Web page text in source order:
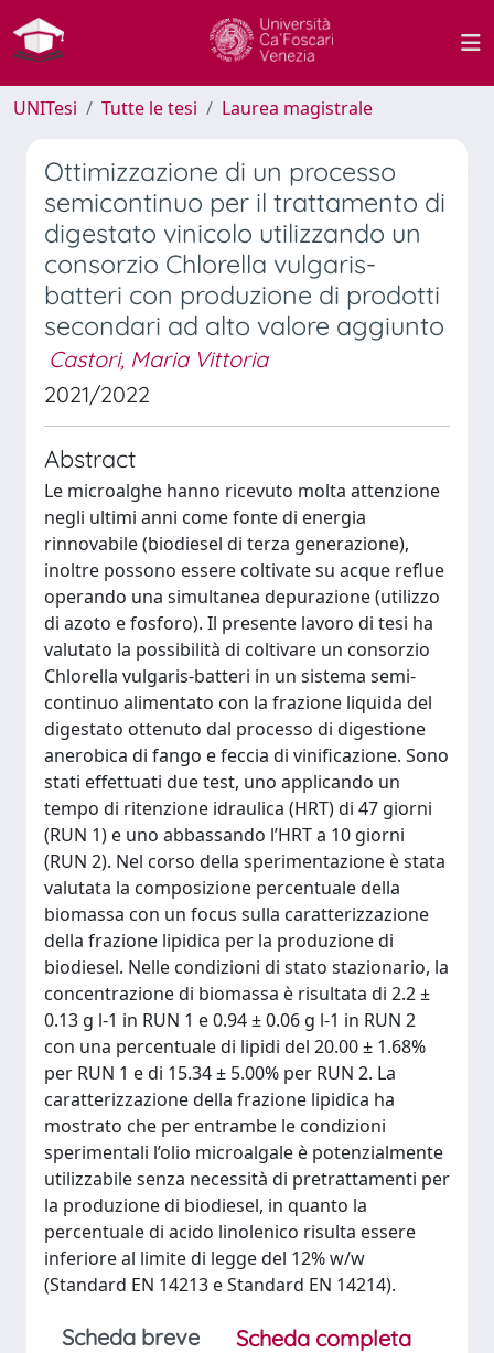
UNITesi Tutte le tesi Laurea magistrale
Ottimizzazione di un processo
semicontinuo per il trattamento di
digestato vinicolo utilizzando un
consorzio Chlorella vulgaris-
batteri con produzione di prodotti
secondari ad alto valore aggiunto
Castori, Maria Vittoria
2021/2022
Abstract
Le microalghe hanno ricevuto molta attenzione
negli ultimi anni come fonte di energia
rinnovabile (biodiesel di terza generazione),
inoltre possono essere coltivate su acque reflue
operando una simultanea depurazione (utilizzo
di azoto e fosforo). Il presente lavoro di tesi ha
valutato la possibilità di coltivare un consorzio
Chlorella vulgaris-batteri in un sistema semi-
continuo alimentato con la frazione liquida del
digestato ottenuto dal processo di digestione
anerobica di fango e feccia di vinificazione. Sono
stati effettuati due test, uno applicando un
tempo di ritenzione idraulica (HRT) di 47 giorni
(RUN 1) e uno abbassando l’HRT a 10 giorni
(RUN 2). Nel corso della sperimentazione è stata
valutata la composizione percentuale della
biomassa con un focus sulla caratterizzazione
della frazione lipidica per la produzione di
biodiesel. Nelle condizioni di stato stazionario, la
concentrazione di biomassa è risultata di 2.2 ±
0.13 g l-1 in RUN 1 e 0.94 ± 0.06 g l-1 in RUN 2
con una percentuale di lipidi del 20.00 ± 1.68%
per RUN 1 e di 15.34 ± 5.00% per RUN 2. La
caratterizzazione della frazione lipidica ha
mostrato che per entrambe le condizioni
sperimentali l’olio microalgale è potenzialmente
utilizzabile senza necessità di pretrattamenti per
la produzione di biodiesel, in quanto la
percentuale di acido linolenico risulta essere
inferiore al limite di legge del 12% w/w
(Standard EN 14213 e Standard EN 14214).
Scheda breve
Scheda completa